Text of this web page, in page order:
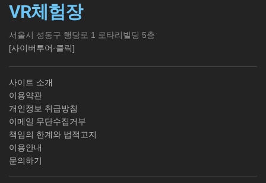
VR체험장
서울시 성동구 행당로 1 로타리빌딩 5층
[사이버투어-클릭]
사이트 소개
이용약관
개인정보 취급방침
이메일 무단수집거부
책임의 한계와 법적고지
이용안내
문의하기